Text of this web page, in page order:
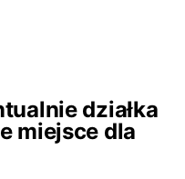
działka
miejsce dla